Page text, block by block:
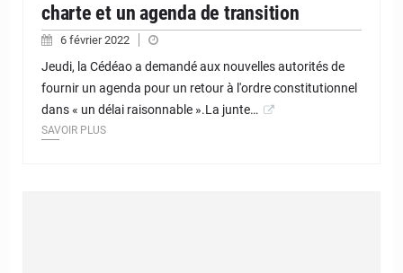
charte et un agenda de transition
6 février 2022
Jeudi, la Cédéao a demandé aux nouvelles autorités de
fournir un agenda pour un retour à l'ordre constitutionnel
dans « un délai raisonnable ».La junte…
SAVOIR PLUS